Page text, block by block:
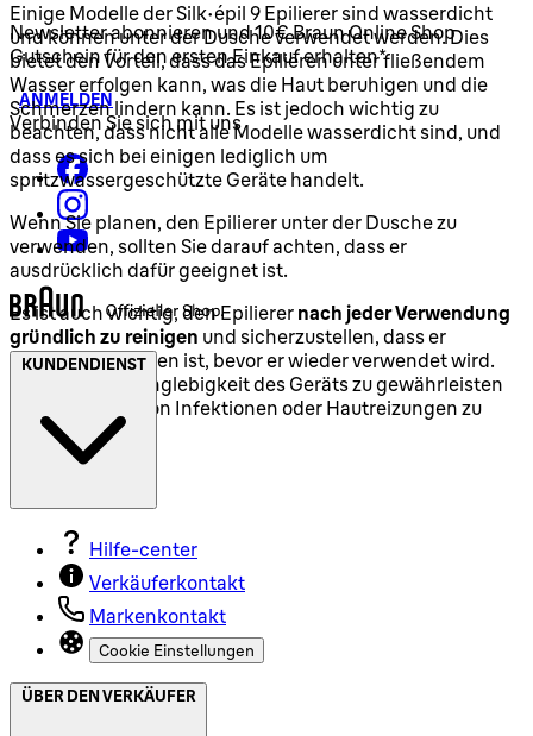
Einige Modelle der Silk épil 9 Epilierer sind wasserdicht
und können unter der Dusche verwendet werden. Dies
bietet den Vorteil, dass das Epilieren unter fließendem
Wasser erfolgen kann, was die Haut beruhigen und die
Schmerzen lindern kann. Es ist jedoch wichtig zu
beachten, dass nicht alle Modelle wasserdicht sind, und
dass es sich bei einigen lediglich um
spritzwassergeschützte Geräte handelt.
Wenn Sie planen, den Epilierer unter der Dusche zu
verwenden, sollten Sie darauf achten, dass er
ausdrücklich dafür geeignet ist.
Es ist auch wichtig, den Epilierer nach jeder Verwendung
gründlich zu reinigen und sicherzustellen, dass er
vollständig trocken ist, bevor er wieder verwendet wird.
Dies hilft, die Langlebigkeit des Geräts zu gewährleisten
und das Risiko von Infektionen oder Hautreizungen zu
minimieren.
Newsletter abonnieren und 10€ Braun Online Shop
Gutschein für den ersten Einkauf erhalten*
ANMELDEN
Verbinden Sie sich mit uns
KUNDENDIENST
Hilfe-center
Verkäuferkontakt
Markenkontakt
Cookie Einstellungen
ÜBER DEN VERKÄUFER